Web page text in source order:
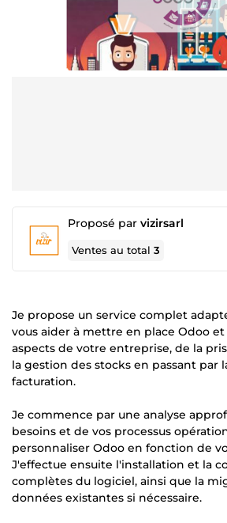
Proposé par vizirsarl
Ventes au total3
Je propose un service complet
vous aider à mettre en place Odoo
aspects de votre entreprise, de la
la gestion des stocks en passant par
facturation.
Je commence par une analyse
besoins et de vos processus
personnaliser Odoo en fonction de
J'effectue ensuite l'installation et la
complètes du logiciel, ainsi que la
données existantes si nécessaire.